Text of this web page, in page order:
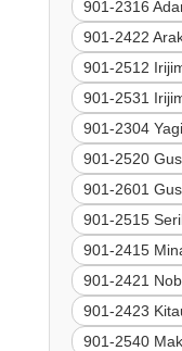
901-2316
901-2422
901-2512
901-2531
901-2304
901-2520
901-2601
901-2515
901-2415
901-2421
901-2423
901-2540